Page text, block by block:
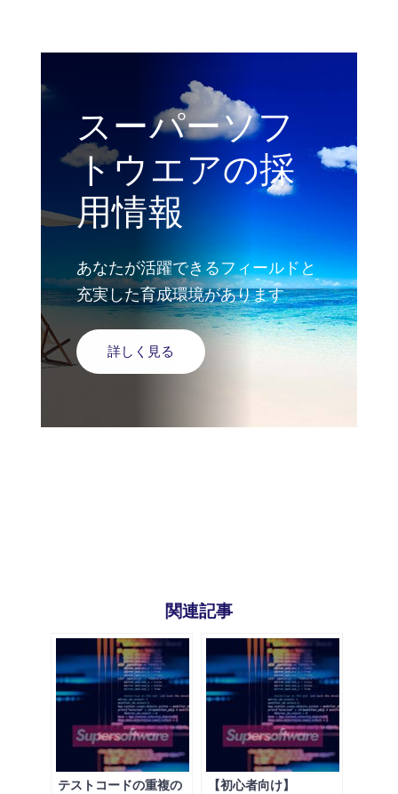
スーパーソフ
トウエアの採
用情報
あなたが活躍できるフィールドと
充実した育成環境があります
詳しく見る
関連記事
テストコードの重複の
【初心者向け】